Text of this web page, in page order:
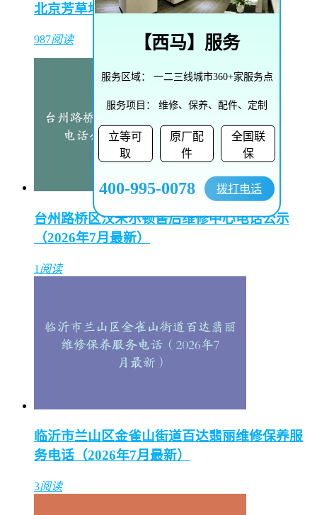
北京芳草地购物中心（东方表行）
987阅读
台州路桥区汉米尔顿售后维修中心电话公示
（2026年7月最新）
1 阅读
临沂市兰山区金雀山街道百达翡丽维修保养服
务电话（2026年7月最新）
3阅读
【西马】服务
服务区域： 一二三线城市360+家服务点
服务项目： 维修、保养、配件、定制
立等可
取
原厂配
件
全国联
保
400-995-0078 拨打电话